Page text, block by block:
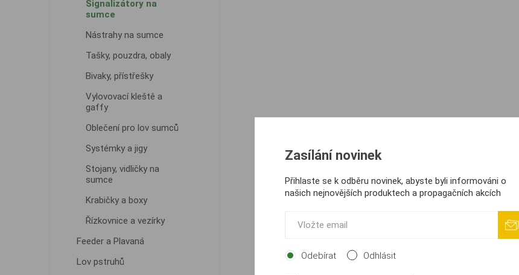
Signalizátory na
sumce
Nástrahy na sumce
Tašky, pouzdra, obaly
Bivaky, přístřešky
Vylovovací kleště a
gaffy
Oblečení pro lov sumců
Systémky a jigy
Stojany, vidličky na
sumce
Krabičky a boxy
Řízkovnice a vezírky
Feeder a Plavaná
Lov pstruhů
Zasílání novinek
Přihlaste se k odběru novinek, abyste byli informováni o
našich nejnovějších produktech a propagačních akcích
Odebírat Odhlásit